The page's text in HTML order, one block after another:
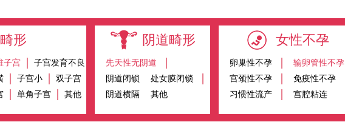
形
子宫
子宫发育不良
子宫小
双子宫
单角子宫 其他
阴道畸形
先天性无阴道
阴道闭锁
处女膜闭锁
阴道横隔
其他
女性不孕
卵巢性不孕
输卵管性不孕
宫颈性不孕
免疫性不孕
习惯性流产
宫腔粘连